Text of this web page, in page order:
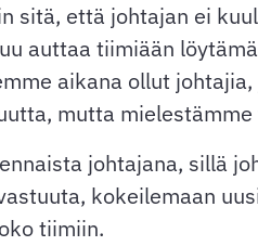
sitä, että johtajan ei
auttaa tiimiään
aikana ollut
mutta mielestämme
johtajana, sillä
kokeilemaan
tiimiin.